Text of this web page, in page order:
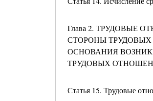
Глава 2. ТРУДОВЫЕ
СТОРОНЫ
ОСНОВАНИЯ
ТРУДОВЫХ
Статья 15. Трудовые